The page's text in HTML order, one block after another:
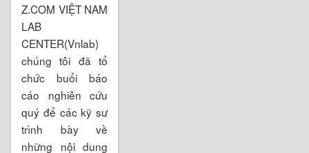
Z.COM VIỆT NAM
LAB
CENTER(Vnlab)
chúng tôi đã tổ
chức buổi báo
cáo nghiên cứu
quý để các kỹ sư
trình bày về
những nội dung